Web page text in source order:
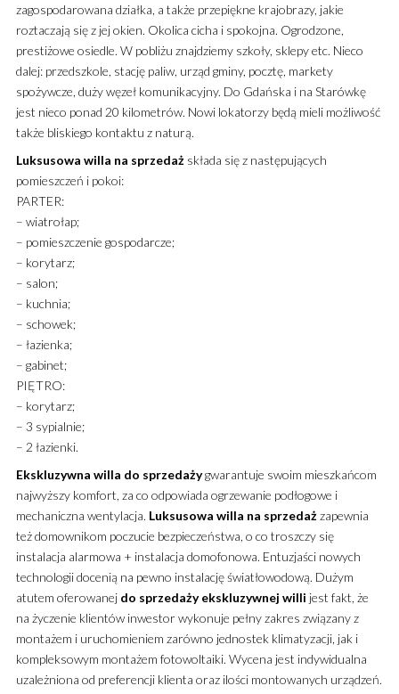
zagospodarowana działka, a także przepiękne krajobrazy, jakie
roztaczają się z jej okien. Okolica cicha i spokojna. Ogrodzone,
prestiżowe osiedle. W pobliżu znajdziemy szkoły, sklepy etc. Nieco
dalej: przedszkole, stację paliw, urząd gminy, pocztę, markety
spożywcze, duży węzeł komunikacyjny. Do Gdańska i na Starówkę
jest nieco ponad 20 kilometrów. Nowi lokatorzy będą mieli możliwość
także bliskiego kontaktu z naturą.
Luksusowa willa na sprzedażskłada się z następujących
pomieszczeń i pokoi:
PARTER:
– wiatrołap;
– pomieszczenie gospodarcze;
– korytarz;
– salon;
– kuchnia;
– schowek;
– łazienka;
– gabinet;
PIĘTRO:
– korytarz;
– 3 sypialnie;
– 2 łazienki.
Ekskluzywna willa do sprzedażygwarantuje swoim mieszkańcom
najwyższy komfort, za co odpowiada ogrzewanie podłogowe i
mechaniczna wentylacja. Luksusowa willa na sprzedażzapewnia
też domownikom poczucie bezpieczeństwa, o co troszczy się
instalacja alarmowa + instalacja domofonowa. Entuzjaści nowych
technologii docenią na pewno instalację światłowodową. Dużym
atutem oferowanej do sprzedaży ekskluzywnej willi jest fakt, że
na życzenie klientów inwestor wykonuje pełny zakres związany z
montażem i uruchomieniem zarówno jednostek klimatyzacji, jak i
kompleksowym montażem fotowoltaiki. Wycena jest indywidualna
uzależniona od preferencji klienta oraz ilości montowanych urządzeń.